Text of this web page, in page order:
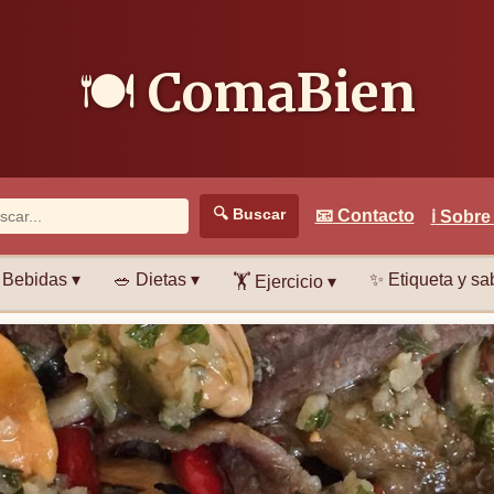
🍽️ ComaBien
🔍Buscar 📧Contacto ℹ️Sobre
▾ 🥗 Dietas ▾ 🏋️Ejercicio ▾ ✨ Etiqueta y